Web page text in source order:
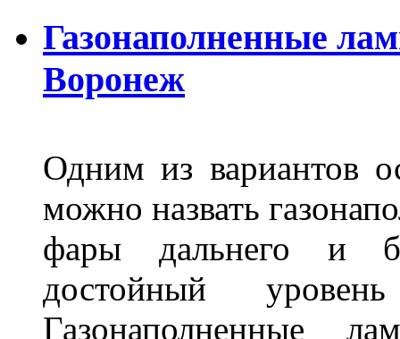
Газонаполненные
Воронеж
Одним из вариантов
можно назвать
фары дальнего и
достойный
Газонаполненные